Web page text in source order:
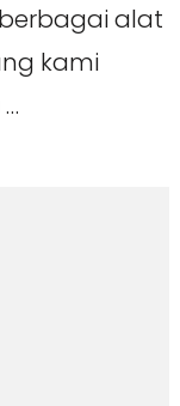
alat
kami